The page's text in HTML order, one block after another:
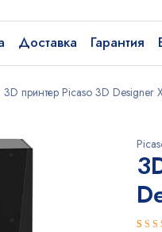
Доставка Гарантия
3D принтер Picaso 3D Designer